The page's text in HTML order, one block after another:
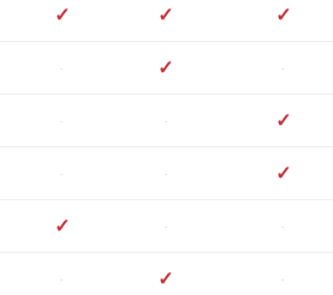
✓ ✓ ✓
· ✓
·
· · ✓
· · ✓
✓ ·
·
· ✓
·